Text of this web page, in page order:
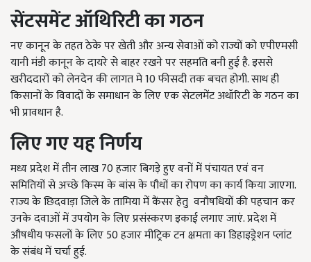
सेंटसमेंट ऑथिरिटी का गठन
नए कानून के तहत ठेके पर खेती और अन्य सेवाओं को राज्यों को एपीएमसी
यानी मंडी कानून के दायरे से बाहर रखने पर सहमति बनी हुई है. इससे
खरीददारों को लेनदेन की लागत मे 10 फीसदी तक बचत होगी. साथ ही
किसानों के विवादों के समाधान के लिए एक सेटलमेंट अथॉरिटी के गठन का
भी प्रावधान है.
लिए गए यह निर्णय
मध्य प्रदेश में तीन लाख 70 हजार बिगड़े हुए वनों में पंचायत एवं वन
समितियों से अच्छे किस्म के बांस के पौधों का रोपण का कार्य किया जाएगा.
राज्य के छिदवाड़ा जिले के तामिया में कैंसर हेतु वनौषधियों की पहचान कर
उनके दवाओं में उपयोग के लिए प्रसंस्करण इकाई लगाए जाएं. प्रदेश में
औषधीय फसलों के लिए 50 हजार मीट्रिक टन क्षमता का डिहाइड्रेशन प्लांट
के संबंध में चर्चा हुई.